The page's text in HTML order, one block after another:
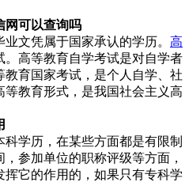
网可以查询吗
文凭属于国家承认的学历。 高
。高等教育自学考试是对自学者
育国家考试，是个人自学、社
教育形式，是我国社会主义高
学历，在某些方面都是有限制
参加单位的职称评级等方面，
它的作用的，如果只有专科学